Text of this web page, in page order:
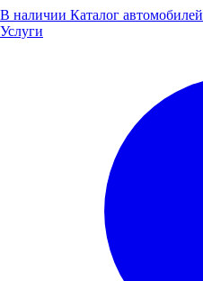
В наличии Каталог автомобилей
Услуги
Mitsubishi